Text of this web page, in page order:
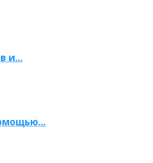
и…